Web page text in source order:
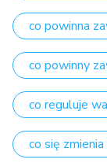
co powinna
co powinny
co reguluje
co się